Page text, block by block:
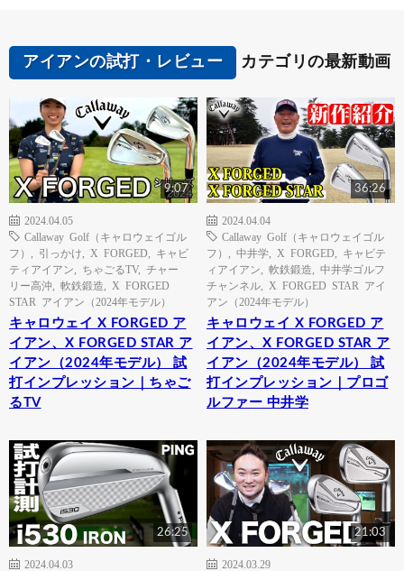
アイアンの試打・レビュー カテゴリの最新動画
9:07
2024.04.05
Callaway Golf（キャロウェイゴル
フ）
引っかけ X FORGED
キャビ
ティアイアン
ちゃごるTV, チャー
リー高沖
軟鉄鍛造
X FORGED
STAR アイアン（2024年モデル）
キャロウェイ X FORGED ア
イアン、X FORGED STAR ア
イアン（2024年モデル） 試
打インプレッション｜ちゃご
るTV
36:26
2024.04.04
Callaway Golf（キャロウェイゴル
フ）
中井学 X FORGED
キャビテ
ィアイアン
軟鉄鍛造
中井学ゴルフ
チャンネル
X FORGED STAR アイ
アン（2024年モデル）
キャロウェイ X FORGED ア
イアン、X FORGED STAR ア
イアン（2024年モデル） 試
打インプレッション｜プロゴ
ルファー 中井学
26:25
2024.04.03
21:03
2024.03.29